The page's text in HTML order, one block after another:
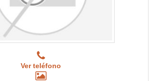
Ver teléfono